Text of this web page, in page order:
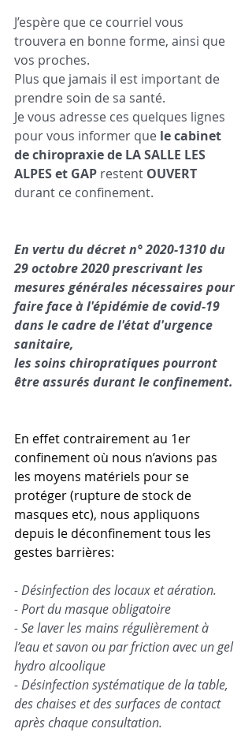
J’espère que ce courriel vous
trouvera en bonne forme, ainsi que
vos proches.
Plus que jamais il est important de
prendre soin de sa santé.
Je vous adresse ces quelques lignes
pour vous informer que le cabinet
de chiropraxie de LA SALLE LES
ALPES et GAP restent OUVERT
durant ce confinement.
En vertu du décret n° 2020-1310 du
29 octobre 2020 prescrivant les
mesures générales nécessaires pour
faire face à l'épidémie de covid-19
dans le cadre de l'état d'urgence
sanitaire,
les soins chiropratiques pourront
être assurés durant le confinement.
En effet contrairement au 1er
confinement où nous n’avions pas
les moyens matériels pour se
protéger (rupture de stock de
masques etc), nous appliquons
depuis le déconfinement tous les
gestes barrières:
- Désinfection des locaux et aération.
- Port du masque obligatoire
- Se laver les mains régulièrement à
l’eau et savon ou par friction avec un gel
hydro alcoolique
- Désinfection systématique de la table,
des chaises et des surfaces de contact
après chaque consultation.